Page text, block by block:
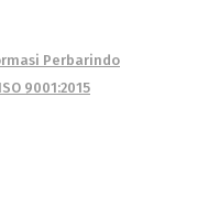
Perbarindo
9001:2015